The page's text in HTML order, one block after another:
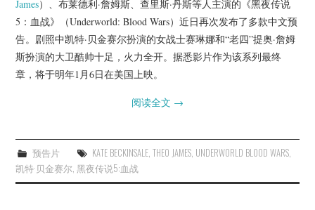
电影档期
推荐电影
James）、布莱德利·詹姆斯、查里斯·丹斯等人主演的《黑夜传说
5：血战》（Underworld: Blood Wars）近日再次发布了多款中文预
告。剧照中凯特·贝金赛尔扮演的女战士赛琳娜和“老四”提奥·詹姆
斯扮演的大卫酷帅十足，火力全开。据悉影片作为该系列最终
章，将于明年1月6日在美国上映。
阅读全文 →
预告片 KATE BECKINSALE, THEO JAMES, UNDERWORLD BLOOD WARS,
凯特·贝金赛尔,黑夜传说5:血战